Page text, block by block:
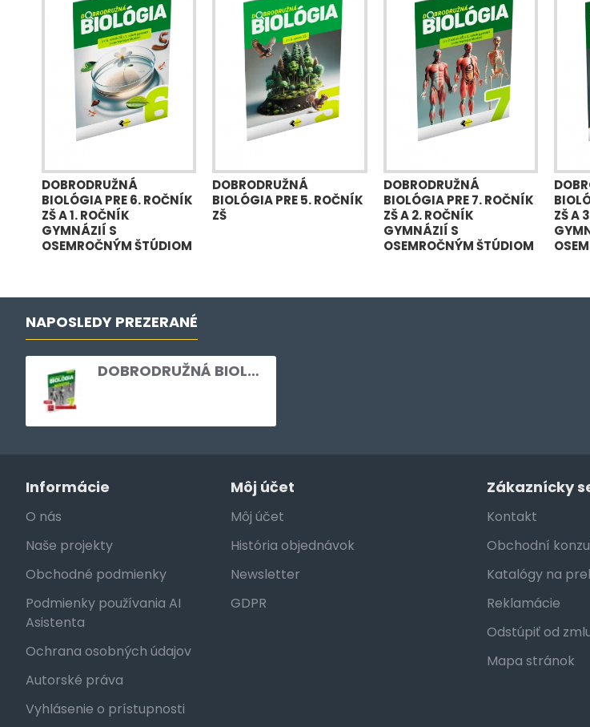
DOBRODRUŽNÁ
BIOLÓGIA PRE 6. ROČNÍK
ZŠ A 1. ROČNÍK
GYMNÁZIÍ S
OSEMROČNÝM ŠTÚDIOM
DOBRODRUŽNÁ
BIOLÓGIA PRE 5. ROČNÍK
ZŠ
DOBRODRUŽNÁ
BIOLÓGIA PRE 7. ROČNÍK
ZŠ A 2. ROČNÍK
GYMNÁZIÍ S
OSEMROČNÝM ŠTÚDIOM
ZŠ A
NAPOSLEDY PREZERANÉ
DOBRODRUŽNÁ BIOLÓGIA PRE 7. ROČNÍK ZŠ A 2. ROČNÍK GOŠ – ZOŠIT PRE UČITEĽA (PDF)
Informácie
O nás
Naše projekty
Obchodné podmienky
Podmienky používania AI
Asistenta
Ochrana osobných údajov
Autorské práva
Vyhlásenie o prístupnosti
Môj účet
Môj účet
História objednávok
Newsletter
GDPR
Zákaznícky
Kontakt
Obchodní
Katalógy na
Reklamácie
Odstúpiť od
Mapa stránok